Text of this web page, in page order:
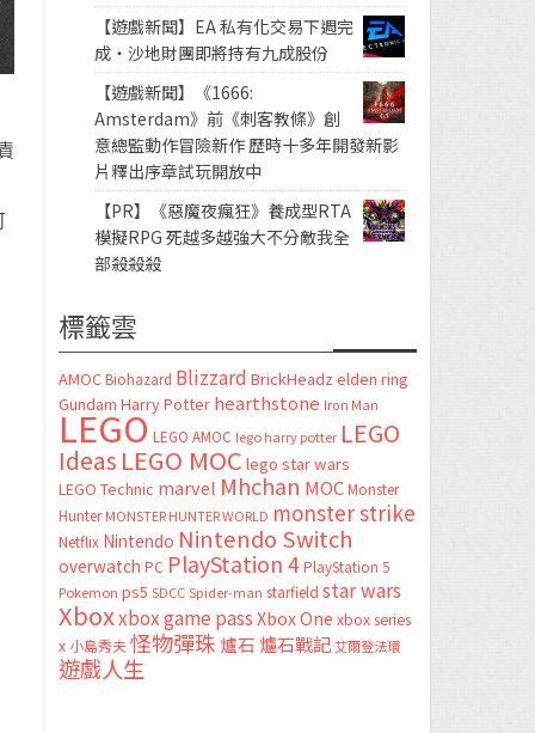
【遊戲新聞】EA 私有化交易下週完
成・沙地財團即將持有九成股份
【遊戲新聞】《1666:
Amsterdam》前《刺客教條》創
意總監動作冒險新作 歷時十多年開發新影
片釋出序章試玩開放中
【PR】《惡魔夜瘋狂》養成型RTA
模擬RPG 死越多越強大不分敵我全
部殺殺殺
標籤雲
AMOC Biohazard Blizzard BrickHeadz elden ring
Gundam Harry Potter hearthstone Iron Man
LEGO LEGO AMOC lego harry potter LEGO
Ideas LEGO MOC lego star wars
LEGO Technic marvel Mhchan MOC Monster
Hunter MONSTER HUNTER WORLD monster strike
Netflix Nintendo Nintendo Switch
overwatch PC PlayStation 4 PlayStation 5
Pokemon ps5 SDCC Spider-man starfield star wars
Xboxxbox game passXbox One xbox series
x 小島秀夫怪物彈珠 爐石 爐石戰記艾爾登法環
遊戲人生